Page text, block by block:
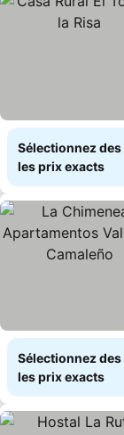
Sélectionnez
les prix exacts
Sélectionnez
les prix exacts